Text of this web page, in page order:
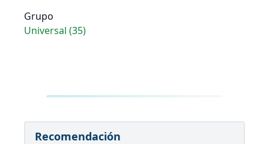
Grupo
Universal (35)
Recomendación